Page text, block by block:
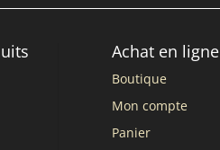
Achat en ligne
Boutique
Mon compte
Panier